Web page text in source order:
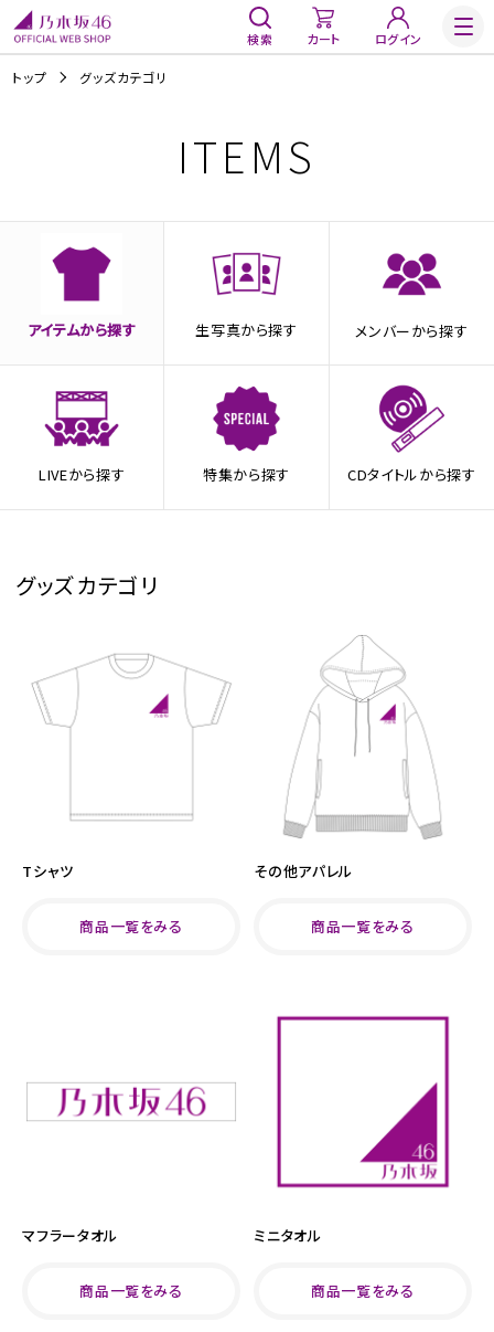
検索 カート ログイン
トップ グッズカテゴリ
ITEMS
アイテムから探す 生写真から探す メンバーから探す
LIVEから探す 特集から探す CDタイトルから探す
グッズカテゴリ
Tシャツ
商品一覧をみる
その他アパレル
商品一覧をみる
マフラータオル
商品一覧をみる
ミニタオル
商品一覧をみる